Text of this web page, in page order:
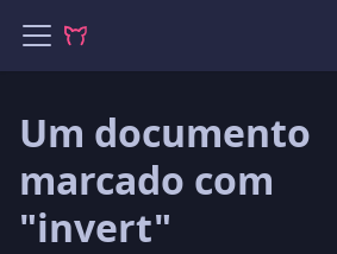
Um documento
marcado com
"invert"